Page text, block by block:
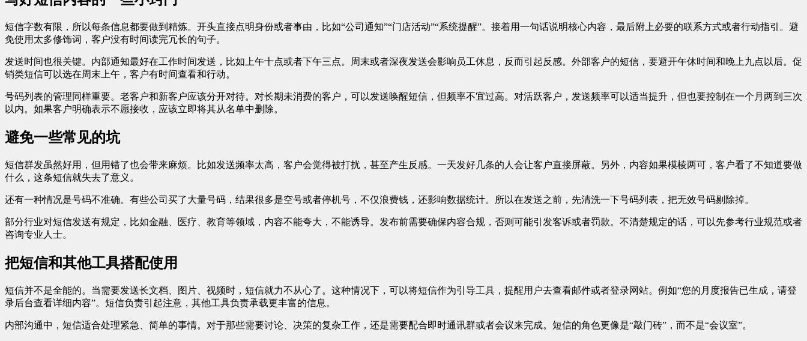
短信字数有限，所以每条信息都要做到精炼。开头直接点明身份或者事由，比如“公司通知”“门店活动”“系统提醒”。接着用一句话说明核心内容，最后附上必要的联系方式或者行动指引。避
免使用太多修饰词，客户没有时间读完冗长的句子。
发送时间也很关键。内部通知最好在工作时间发送，比如上午十点或者下午三点。周末或者深夜发送会影响员工休息，反而引起反感。外部客户的短信，要避开午休时间和晚上九点以后。促
销类短信可以选在周末上午，客户有时间查看和行动。
号码列表的管理同样重要。老客户和新客户应该分开对待。对长期未消费的客户，可以发送唤醒短信，但频率不宜过高。对活跃客户，发送频率可以适当提升，但也要控制在一个月两到三次
以内。如果客户明确表示不愿接收，应该立即将其从名单中删除。
避免一些常见的坑
短信群发虽然好用，但用错了也会带来麻烦。比如发送频率太高，客户会觉得被打扰，甚至产生反感。一天发好几条的人会让客户直接屏蔽。另外，内容如果模棱两可，客户看了不知道要做
什么，这条短信就失去了意义。
还有一种情况是号码不准确。有些公司买了大量号码，结果很多是空号或者停机号，不仅浪费钱，还影响数据统计。所以在发送之前，先清洗一下号码列表，把无效号码剔除掉。
部分行业对短信发送有规定，比如金融、医疗、教育等领域，内容不能夸大，不能诱导。发布前需要确保内容合规，否则可能引发客诉或者罚款。不清楚规定的话，可以先参考行业规范或者
咨询专业人士。
把短信和其他工具搭配使用
短信并不是全能的。当需要发送长文档、图片、视频时，短信就力不从心了。这种情况下，可以将短信作为引导工具，提醒用户去查看邮件或者登录网站。例如“您的月度报告已生成，请登
录后台查看详细内容”。短信负责引起注意，其他工具负责承载更丰富的信息。
内部沟通中，短信适合处理紧急、简单的事情。对于那些需要讨论、决策的复杂工作，还是需要配合即时通讯群或者会议来完成。短信的角色更像是“敲门砖”，而不是“会议室”。